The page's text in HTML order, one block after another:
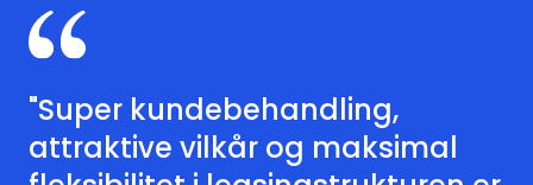
"Super kundebehandling,
attraktive vilkår og maksimal